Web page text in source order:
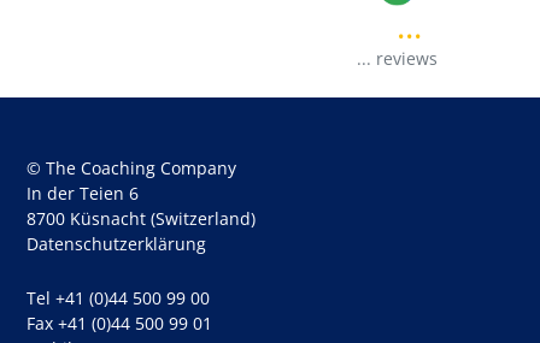
...
... reviews
© The Coaching Company
In der Teien 6
8700 Küsnacht (Switzerland)
Datenschutzerklärung
Tel +41 (0)44 500 99 00
Fax +41 (0)44 500 99 01